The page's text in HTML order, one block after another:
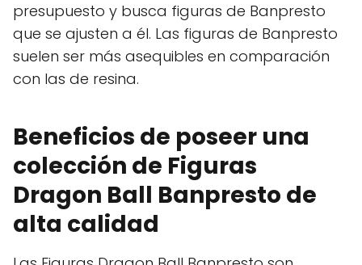
presupuesto y busca figuras de Banpresto
que se ajusten a él. Las figuras de Banpresto
suelen ser más asequibles en comparación
con las de resina.
Beneficios de poseer una
colección de Figuras
Dragon Ball Banpresto de
alta calidad